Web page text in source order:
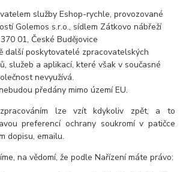
služby Eshop-rychle, provozované
Golemos s.r.o., sídlem Zátkovo nábřeží
01, České Budějovice
další poskytovatelé zpracovatelských
služeb a aplikací, které však v současné
nevyužívá.
předány mimo území EU.
lze vzít kdykoliv zpět, a to
preferencí ochrany soukromí v patičce
dopisu, emailu.
na vědomí, že podle Nařízení máte právo: